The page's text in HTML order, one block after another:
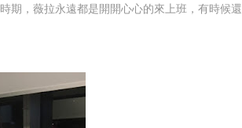
期，薇拉永遠都是開開心心的來上班，有時候還